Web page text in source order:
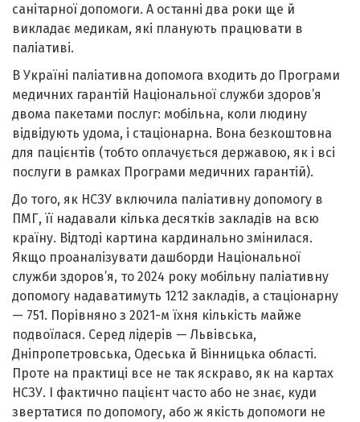
санітарної допомоги. А останні два роки ще й
викладає медикам, які планують працювати в
паліативі.
В Україні паліативна допомога входить до Програми
медичних гарантій Національної служби здоров’я
двома пакетами послуг: мобільна, коли людину
відвідують удома, і стаціонарна. Вона безкоштовна
для пацієнтів (тобто оплачується державою, як і всі
послуги в рамках Програми медичних гарантій).
До того, як НСЗУ включила паліативну допомогу в
ПМГ, її надавали кілька десятків закладів на всю
країну. Відтоді картина кардинально змінилася.
Якщо проаналізувати дашборди Національної
служби здоров’я, то 2024 року мобільну паліативну
допомогу надаватимуть 1212 закладів, а стаціонарну
— 751. Порівняно з 2021-м їхня кількість майже
подвоїлася. Серед лідерів — Львівська,
Дніпропетровська, Одеська й Вінницька області.
Проте на практиці все не так яскраво, як на картах
НСЗУ. І фактично пацієнт часто або не знає, куди
звертатися по допомогу, або ж якість допомоги не